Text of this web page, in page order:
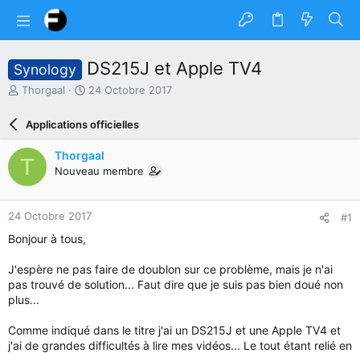
Synology DS215J et Apple TV4
A
e
u
r
d
u
s
u
Thorgaal
D
e
e
d
b
u
24 Octobre 2017
Applications officielles
T Thorgaal
Nouveau membre
24 Octobre 2017 #1
Bonjour à tous,
J'espère ne pas faire de doublon sur ce problème, mais je n'ai
pas trouvé de solution... Faut dire que je suis pas bien doué non
plus...
Comme indiqué dans le titre j'ai un DS215J et une Apple TV4 et
j'ai de grandes difficultés à lire mes vidéos... Le tout étant relié en